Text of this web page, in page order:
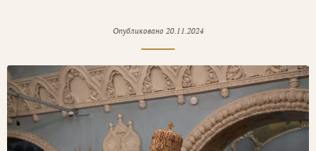
Опубликовано 20.11.2024